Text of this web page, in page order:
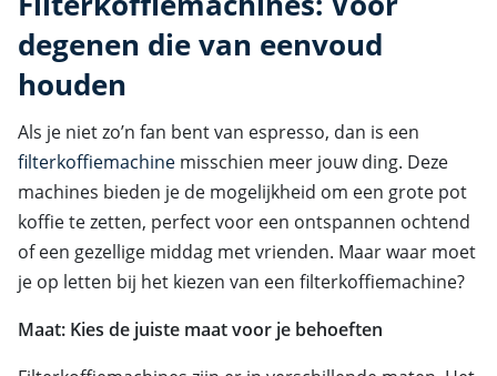
degenen die van eenvoud
houden
Als je niet zo’n fan bent van espresso, dan is een
filterkoffiemachine misschien meer jouw ding. Deze
machines bieden je de mogelijkheid om een grote pot
koffie te zetten, perfect voor een ontspannen ochtend
of een gezellige middag met vrienden. Maar waar moet
je op letten bij het kiezen van een filterkoffiemachine?
Maat: Kies de juiste maat voor je behoeften